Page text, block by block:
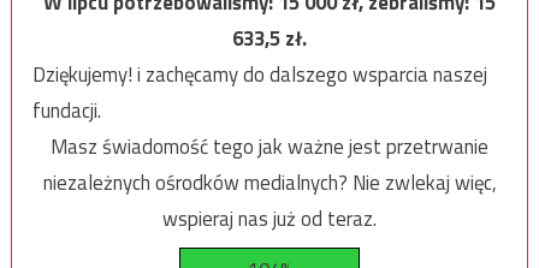
633,5zł.
Dziękujemy! i zachęcamy do dalszego wsparcia naszej
fundacji.
Masz świadomość tego jak ważne jest przetrwanie
niezależnych ośrodków medialnych? Nie zwlekaj więc,
wspieraj nas już od teraz.